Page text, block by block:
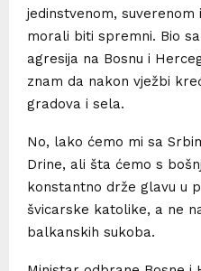
jedinstvenom, suverenom
morali biti spremni. Bio
agresija na Bosnu i
znam da nakon vježbi
gradova i sela.
No, lako ćemo mi sa
Drine, ali šta ćemo s
konstantno drže glavu u
švicarske katolike, a ne
balkanskih sukoba.